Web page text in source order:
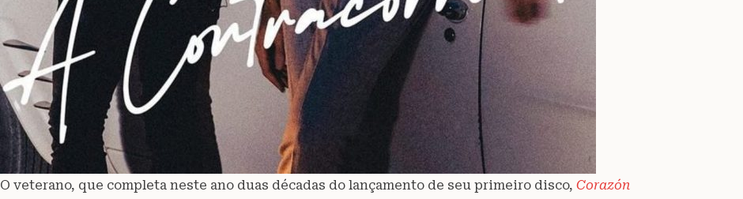
O veterano, que completa neste ano duas décadas do lançamento de seu primeiro disco, Corazón